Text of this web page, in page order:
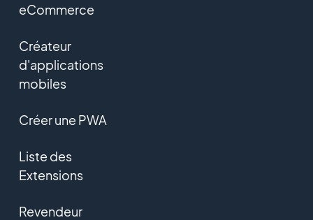
eCommerce
Créateur
d'applications
mobiles
Créer une PWA
Liste des
Extensions
Revendeur